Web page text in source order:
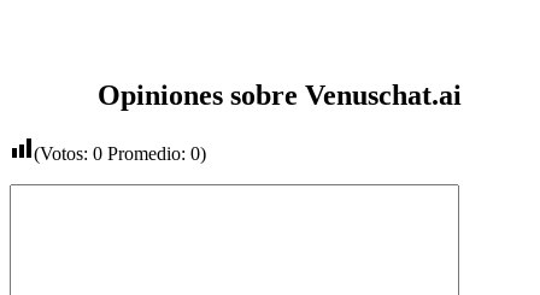
Opiniones sobre Venuschat.ai
(Votos: 0 Promedio: 0)